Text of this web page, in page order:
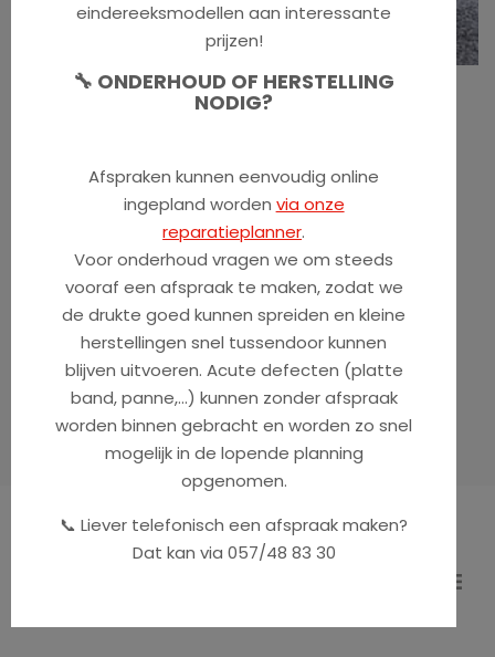
Yakima
« Terug naar overzicht
eindereeksmodellen aan interessante
prijzen!
🔧 ONDERHOUD OF HERSTELLING
NODIG?
Afspraken kunnen eenvoudig online
ingepland worden via onze
reparatieplanner.
Voor onderhoud vragen we om steeds
vooraf een afspraak te maken, zodat we
de drukte goed kunnen spreiden en kleine
herstellingen snel tussendoor kunnen
blijven uitvoeren. Acute defecten (platte
band, panne,...) kunnen zonder afspraak
worden binnen gebracht en worden zo snel
mogelijk in de lopende planning
opgenomen.
📞 Liever telefonisch een afspraak maken?
Dat kan via 057/48 83 30